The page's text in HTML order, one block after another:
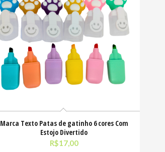
Marca Texto Patas de gatinho 6 cores Com
Estojo Divertido
R$17,00